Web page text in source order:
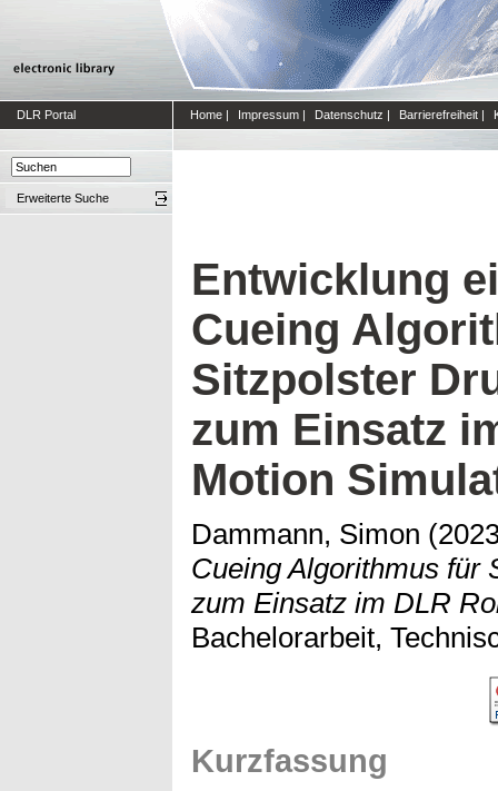
DLR Portal Home | Impressum | Datenschutz | Barrierefreiheit |
Erweiterte Suche
Entwicklung
Cueing
Sitzpolster
zum Einsatz
Motion
Dammann, Simon
Cueing Algorithmus für
zum Einsatz im DLR
Bachelorarbeit,
Kurzfassung